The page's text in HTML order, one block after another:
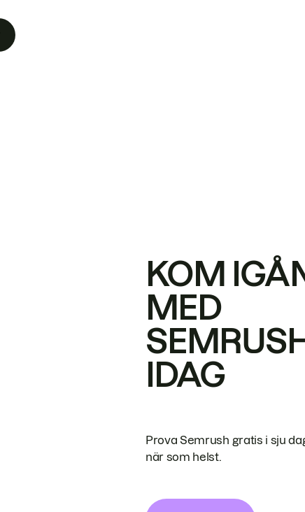
KOM
MED
IDAG
Prova Semrush gratis i sju
när som helst.